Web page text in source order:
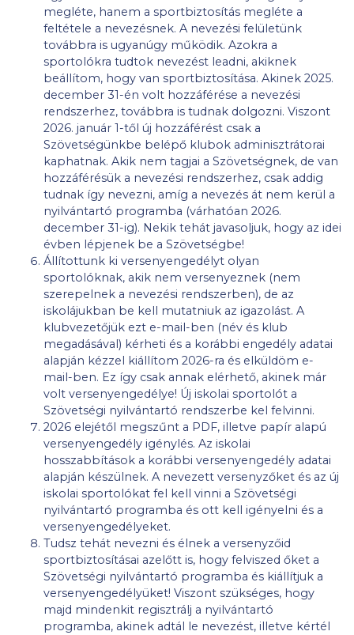
megléte, hanem a sportbiztosítás megléte a
feltétele a nevezésnek. A nevezési felületünk
továbbra is ugyanúgy működik. Azokra a
sportolókra tudtok nevezést leadni, akiknek
beállítom, hogy van sportbiztosítása. Akinek 2025.
december 31-én volt hozzáférése a nevezési
rendszerhez, továbbra is tudnak dolgozni. Viszont
2026. január 1-től új hozzáférést csak a
Szövetségünkbe belépő klubok adminisztrátorai
kaphatnak. Akik nem tagjai a Szövetségnek, de van
hozzáférésük a nevezési rendszerhez, csak addig
tudnak így nevezni, amíg a nevezés át nem kerül a
nyilvántartó programba (várhatóan 2026.
december 31-ig). Nekik tehát javasoljuk, hogy az idei
évben lépjenek be a Szövetségbe!
Állítottunk ki versenyengedélyt olyan
sportolóknak, akik nem versenyeznek (nem
szerepelnek a nevezési rendszerben), de az
iskolájukban be kell mutatniuk az igazolást. A
klubvezetőjük ezt e-mail-ben (név és klub
megadásával) kérheti és a korábbi engedély adatai
alapján kézzel kiállítom 2026-ra és elküldöm e-
mail-ben. Ez így csak annak elérhető, akinek már
volt versenyengedélye! Új iskolai sportolót a
Szövetségi nyilvántartó rendszerbe kel felvinni.
2026 elejétől megszűnt a PDF, illetve papír alapú
versenyengedély igénylés. Az iskolai
hosszabbítások a korábbi versenyengedély adatai
alapján készülnek. A nevezett versenyzőket és az új
iskolai sportolókat fel kell vinni a Szövetségi
nyilvántartó programba és ott kell igényelni és a
versenyengedélyeket.
Tudsz tehát nevezni és élnek a versenyzőid
sportbiztosításai azelőtt is, hogy felviszed őket a
Szövetségi nyilvántartó programba és kiállítjuk a
versenyengedélyüket! Viszont szükséges, hogy
majd mindenkit regisztrálj a nyilvántartó
programba, akinek adtál le nevezést, illetve kértél